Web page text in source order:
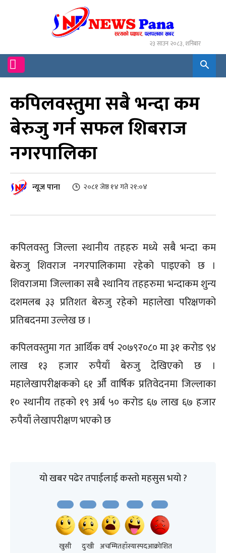
२३ साउन २०८३, शनिबार
कपिलवस्तुमा सबै भन्दा कम
बेरुजु गर्न सफल शिबराज
नगरपालिका
न्यूज पाना २०८१ जेष्ठ १४ गते २१:०४
कपिलवस्तु जिल्ला स्थानीय तहहरु मध्ये सबै भन्दा कम
बेरुजु शिवराज नगरपालिकामा रहेको पाइएको छ ।
शिवराजमा जिल्लाका सबै स्थानिय तहहरुमा भन्दाकम शुन्य
दशमलब ३३ प्रतिशत बेरुजु रहेको महालेखा परिक्षणको
प्रतिबदनमा उल्लेख छ ।
कपिलवस्तुमा गत आर्थिक वर्ष २०७९र०८० मा ३१ करोड ९४
लाख १३ हजार रुपैयाँ बेरुजु देखिएको छ ।
महालेखापरीक्षकको ६१ औँ वार्षिक प्रतिवेदनमा जिल्लाका
१० स्थानीय तहको १९ अर्ब ५० करोड ६७ लाख ६७ हजार
रुपैयाँ लेखापरीक्षण भएको छ
यो खबर पढेर तपाईलाई कस्तो महसुस भयो ?
खुसी दुःखी अचम्मितहाँस्यास्पदआक्रोशित